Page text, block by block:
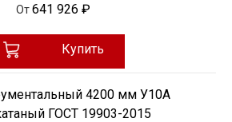
От 641 926 ₽
Купить
4200 мм У10А
ГОСТ 19903-2015